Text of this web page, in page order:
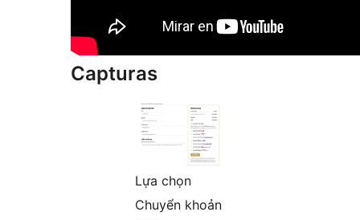
Capturas
Lựa chọn
Chuyển khoản